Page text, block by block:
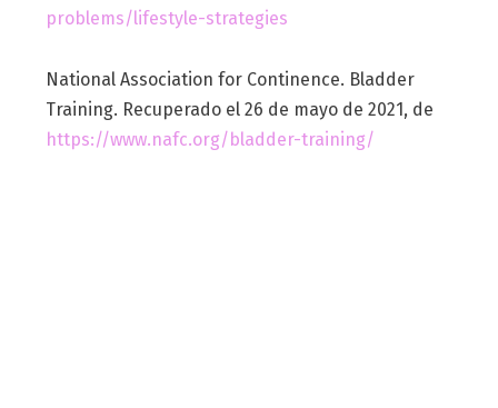
problems/lifestyle-strategies
National Association for Continence. Bladder
Training. Recuperado el 26 de mayo de 2021, de
https://www.nafc.org/bladder-training/